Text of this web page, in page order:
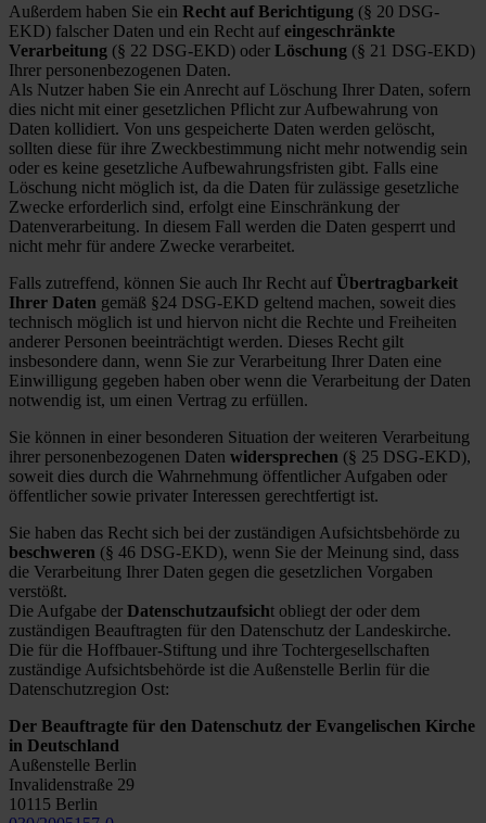
Außerdem haben Sie ein Recht auf Berichtigung (§ 20 DSG-
EKD) falscher Daten und ein Recht auf eingeschränkte
Verarbeitung (§ 22 DSG-EKD) oder Löschung (§ 21 DSG-EKD)
Ihrer personenbezogenen Daten.
Als Nutzer haben Sie ein Anrecht auf Löschung Ihrer Daten, sofern
dies nicht mit einer gesetzlichen Pflicht zur Aufbewahrung von
Daten kollidiert. Von uns gespeicherte Daten werden gelöscht,
sollten diese für ihre Zweckbestimmung nicht mehr notwendig sein
oder es keine gesetzliche Aufbewahrungsfristen gibt. Falls eine
Löschung nicht möglich ist, da die Daten für zulässige gesetzliche
Zwecke erforderlich sind, erfolgt eine Einschränkung der
Datenverarbeitung. In diesem Fall werden die Daten gesperrt und
nicht mehr für andere Zwecke verarbeitet.
Falls zutreffend, können Sie auch Ihr Recht auf Übertragbarkeit
Ihrer Daten gemäß §24 DSG-EKD geltend machen, soweit dies
technisch möglich ist und hiervon nicht die Rechte und Freiheiten
anderer Personen beeinträchtigt werden. Dieses Recht gilt
insbesondere dann, wenn Sie zur Verarbeitung Ihrer Daten eine
Einwilligung gegeben haben ober wenn die Verarbeitung der Daten
notwendig ist, um einen Vertrag zu erfüllen.
Sie können in einer besonderen Situation der weiteren Verarbeitung
ihrer personenbezogenen Daten widersprechen (§ 25 DSG-EKD),
soweit dies durch die Wahrnehmung öffentlicher Aufgaben oder
öffentlicher sowie privater Interessen gerechtfertigt ist.
Sie haben das Recht sich bei der zuständigen Aufsichtsbehörde zu
beschweren (§ 46 DSG-EKD), wenn Sie der Meinung sind, dass
die Verarbeitung Ihrer Daten gegen die gesetzlichen Vorgaben
verstößt.
Die Aufgabe der Datenschutzaufsicht obliegt der oder dem
zuständigen Beauftragten für den Datenschutz der Landeskirche.
Die für die Hoffbauer-Stiftung und ihre Tochtergesellschaften
zuständige Aufsichtsbehörde ist die Außenstelle Berlin für die
Datenschutzregion Ost:
Der Beauftragte für den Datenschutz der Evangelischen Kirche
in Deutschland
Außenstelle Berlin
Invalidenstraße 29
10115 Berlin